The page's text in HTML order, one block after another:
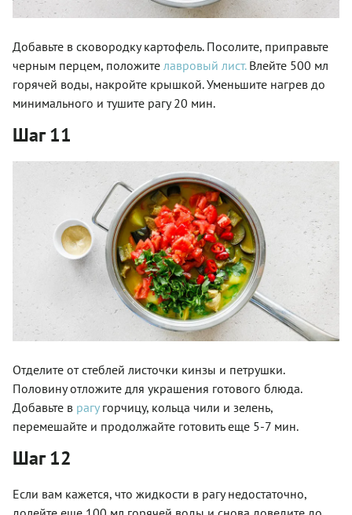
Добавьте в сковородку картофель. Посолите, приправьте
черным перцем, положите лавровый лист.Влейте 500 мл
горячей воды, накройте крышкой. Уменьшите нагрев до
минимального и тушите рагу 20 мин.
Шаг 11
Отделите от стеблей листочки кинзы и петрушки.
Половину отложите для украшения готового блюда.
Добавьте в рагу горчицу, кольца чили и зелень,
перемешайте и продолжайте готовить еще 5-7 мин.
Шаг 12
Если вам кажется, что жидкости в рагу недостаточно,